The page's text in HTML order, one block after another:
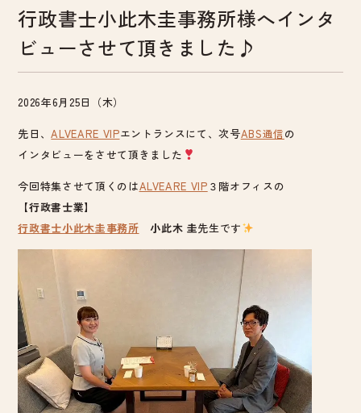
行政書士小此木圭事務所様へインタ
ビューさせて頂きました♪
2026年6月25日（木）
先日、ALVEARE VIPエントランスにて、次号ABS通信の
インタビューをさせて頂きました
今回特集させて頂くのはALVEARE VIP ３階オフィスの
【行政書士業】
行政書士小此木圭事務所
小此木 圭先生です